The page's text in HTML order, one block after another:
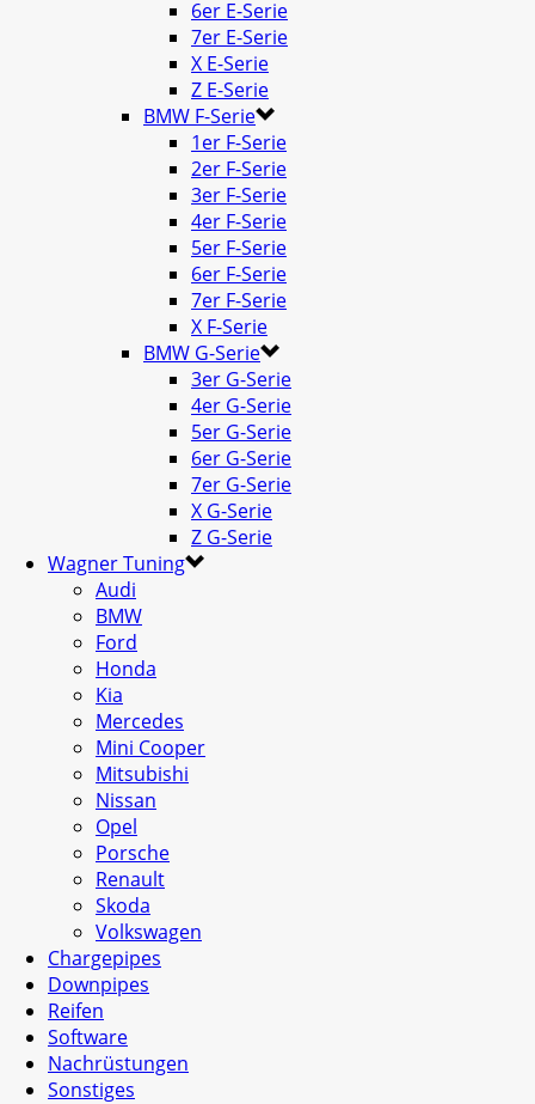
6er E-Serie
7er E-Serie
X E-Serie
Z E-Serie
BMW F-Serie
1er F-Serie
2er F-Serie
3er F-Serie
4er F-Serie
5er F-Serie
6er F-Serie
7er F-Serie
X F-Serie
BMW G-Serie
3er G-Serie
4er G-Serie
5er G-Serie
6er G-Serie
7er G-Serie
X G-Serie
Z G-Serie
Wagner Tuning
Audi
BMW
Ford
Honda
Kia
Mercedes
Mini Cooper
Mitsubishi
Nissan
Opel
Porsche
Renault
Skoda
Volkswagen
Chargepipes
Downpipes
Reifen
Software
Nachrüstungen
Sonstiges